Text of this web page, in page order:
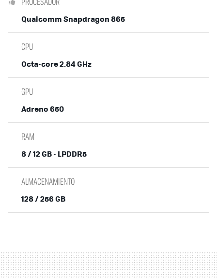
Qualcomm Snapdragon 865
CPU
Octa-core 2.84 GHz
GPU
Adreno 650
RAM
8 / 12 GB - LPDDR5
ALMACENAMIENTO
128 / 256 GB